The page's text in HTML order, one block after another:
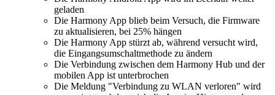
geladen
Die Harmony App blieb beim Versuch, die Firmware
zu aktualisieren, bei 25% hängen
Die Harmony App stürzt ab, während versucht wird,
die Eingangsumschaltmethode zu ändern
Die Verbindung zwischen dem Harmony Hub und der
mobilen App ist unterbrochen
Die Meldung "Verbindung zu WLAN verloren" wird